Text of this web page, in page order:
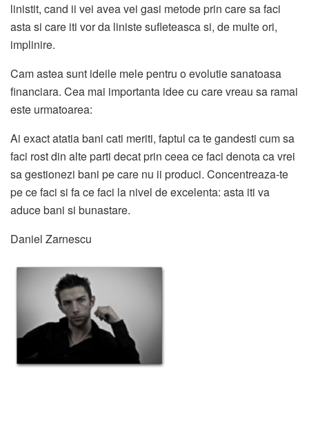
linistit, cand ii vei avea vei gasi metode prin care sa faci
asta si care iti vor da liniste sufleteasca si, de multe ori,
implinire.
Cam astea sunt ideile mele pentru o evolutie sanatoasa
financiara. Cea mai importanta idee cu care vreau sa ramai
este urmatoarea:
Ai exact atatia bani cati meriti, faptul ca te gandesti cum sa
faci rost din alte parti decat prin ceea ce faci denota ca vrei
sa gestionezi bani pe care nu ii produci. Concentreaza-te
pe ce faci si fa ce faci la nivel de excelenta: asta iti va
aduce bani si bunastare.
Daniel Zarnescu